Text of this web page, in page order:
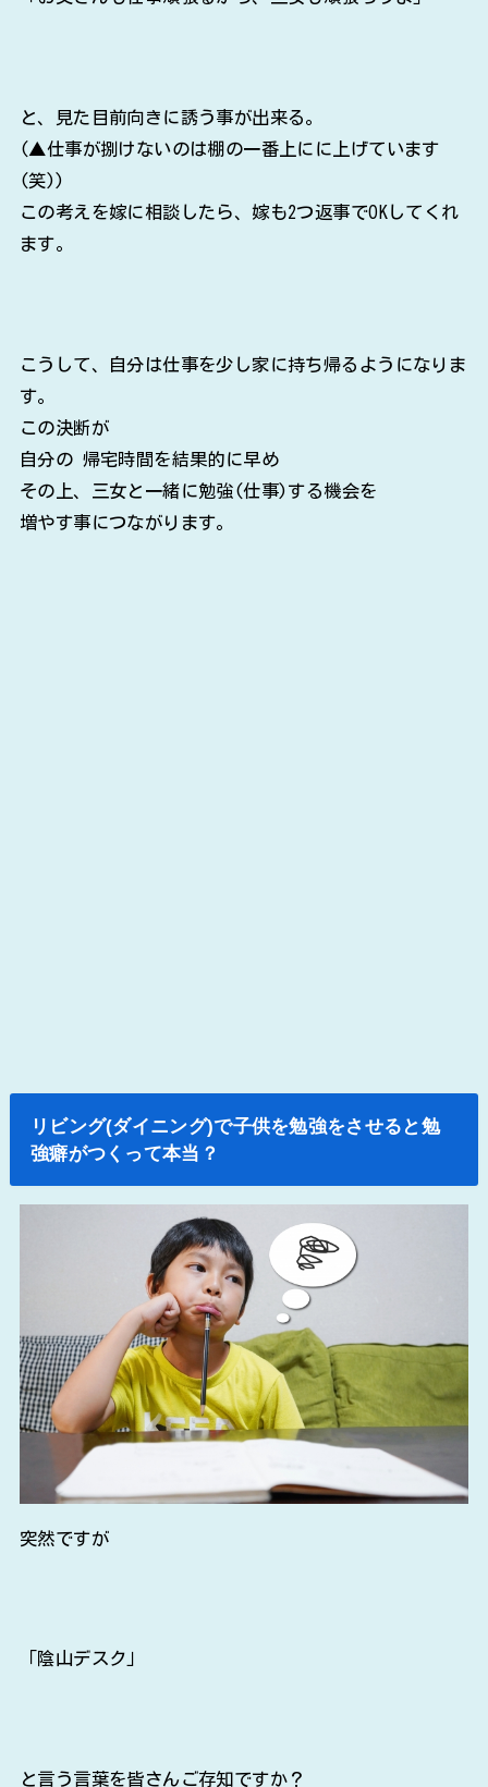
と、見た目前向きに誘う事が出来る。
(▲仕事が捌けないのは棚の一番上にに上げています
(笑))
この考えを嫁に相談したら、嫁も2つ返事でOKしてくれ
ます。
こうして、自分は仕事を少し家に持ち帰るようになりま
す。
この決断が
自分の 帰宅時間を結果的に早め
その上、三女と一緒に勉強(仕事)する機会を
増やす事につながります。
リビング(ダイニング)で子供を勉強をさせると勉
強癖がつくって本当？
突然ですが
「陰山デスク」
と言う言葉を皆さんご存知ですか？